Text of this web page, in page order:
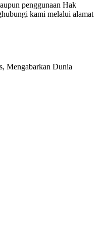
penggunaan Hak
kami melalui alamat
Mengabarkan Dunia